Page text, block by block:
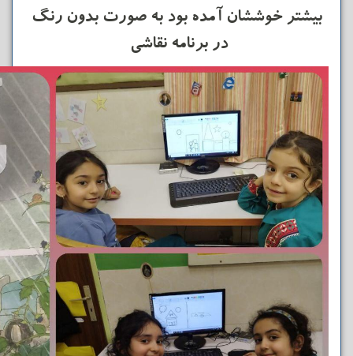
بیشتر خوششان آمده بود به صورت بدون رنگ
در برنامه نقاشی